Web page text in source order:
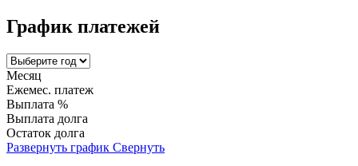
График платежей
Месяц
Ежемес. платеж
Выплата %
Выплата долга
Остаток долга
Развернуть график Свернуть